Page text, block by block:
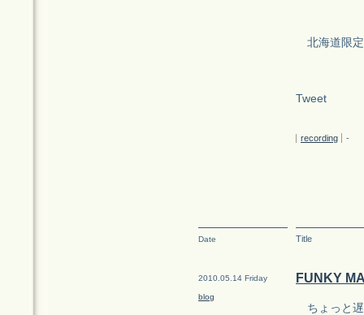
北海道限定
Tweet
recording -
Date Title
2010.05.14 Friday
blog
FUNKY
ちょっと遅